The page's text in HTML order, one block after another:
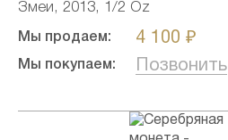
Змеи, 2013, 1/2 Oz
Мы продаем: 4 100 ₽
Мы покупаем: Позвонить